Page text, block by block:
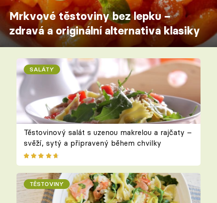
Mrkvové těstoviny bez lepku –
zdravá a originální alternativa klasiky
SALÁTY
Těstovinový salát s uzenou makrelou a rajčaty –
svěží, sytý a připravený během chvilky
TĚSTOVINY